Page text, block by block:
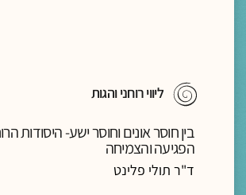
ליווי רוחני והגות
בין חוסר אונים וחוסר ישע- היסודות
הפגיעה והצמיחה
ד"ר תולי פלינט